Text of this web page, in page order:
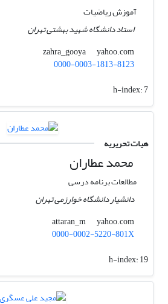
آموزش ریاضیات
استاد دانشگاه شهید بهشتی تهران
zahra_gooya
yahoo.com
0000-0003-1813-8123
h-index:7
هیات تحریریه
محمد عطاران
مطالعات برنامه درسی
دانشیار دانشگاه خوارزمی تهران
attaran_m
yahoo.com
0000-0002-5220-801X
h-index:19